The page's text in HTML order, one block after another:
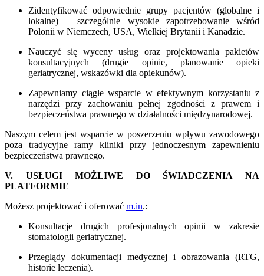
Zidentyfikować odpowiednie grupy pacjentów (globalne i
lokalne) – szczególnie wysokie zapotrzebowanie wśród
Polonii w Niemczech, USA, Wielkiej Brytanii i Kanadzie.
Nauczyć się wyceny usług oraz projektowania pakietów
konsultacyjnych (drugie opinie, planowanie opieki
geriatrycznej, wskazówki dla opiekunów).
Zapewniamy ciągłe wsparcie w efektywnym korzystaniu z
narzędzi przy zachowaniu pełnej zgodności z prawem i
bezpieczeństwa prawnego w działalności międzynarodowej.
Naszym celem jest wsparcie w poszerzeniu wpływu zawodowego
poza tradycyjne ramy kliniki przy jednoczesnym zapewnieniu
bezpieczeństwa prawnego.
V. USŁUGI MOŻLIWE DO ŚWIADCZENIA NA
PLATFORMIE
Możesz projektować i oferować m.in.:
Konsultacje drugich profesjonalnych opinii w zakresie
stomatologii geriatrycznej.
Przeglądy dokumentacji medycznej i obrazowania (RTG,
historie leczenia).